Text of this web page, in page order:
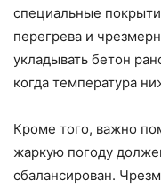
специальные
перегрева и
укладывать бетон
когда температура
Кроме того, важно
жаркую погоду
сбалансирован.